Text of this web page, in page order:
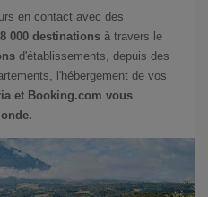
en contact avec des
000 destinations à travers le
d'établissements, depuis des
l'hébergement de vos
et Booking.com vous